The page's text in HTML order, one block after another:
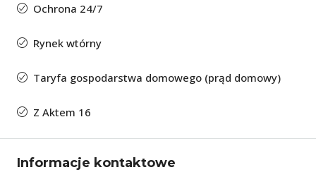
Ochrona 24/7
Rynek wtórny
Taryfa gospodarstwa domowego (prąd domowy)
Z Aktem 16
Informacje kontaktowe